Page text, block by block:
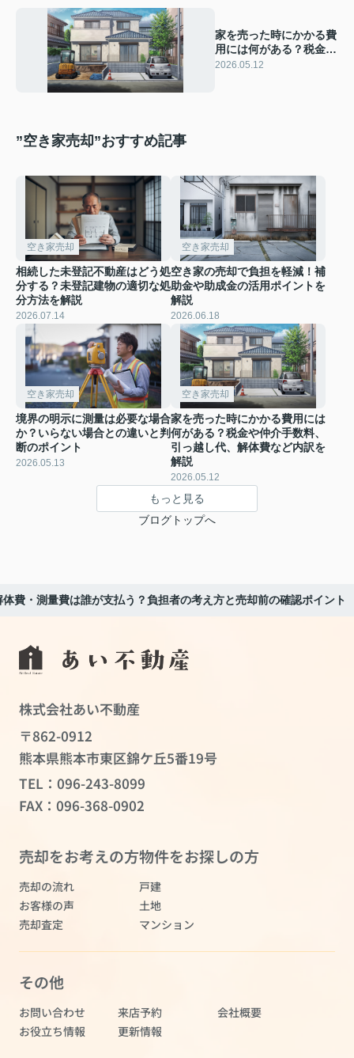
家を売った時にかかる費
用には何がある？税金や
仲介手数料、引っ越し
2026.05.12
”空き家売却”おすすめ記事
空き家売却
相続した未登記不動産はどう処
分する？未登記建物の適切な処
分方法を解説
2026.07.14
空き家売却
空き家の売却で負担を軽減！補
助金や助成金の活用ポイントを
解説
2026.06.18
空き家売却
境界の明示に測量は必要な場合
か？いらない場合との違いと判
断のポイント
2026.05.13
空き家売却
家を売った時にかかる費用には
何がある？税金や仲介手数料、
引っ越し代、解体費など内訳を
解説
2026.05.12
もっと見る
ブログトップへ
費・測量費は誰が支払う？負担者の考え方と売却前の確認ポイント
株式会社あい不動産
〒862-0912
熊本県熊本市東区錦ケ丘5番19号
TEL： 096-243-8099
FAX：096-368-0902
売却をお考えの方
売却の流れ
お客様の声
売却査定
物件をお探しの方
戸建
土地
マンション
その他
お問い合わせ 来店予約
会社概要
お役立ち情報
更新情報